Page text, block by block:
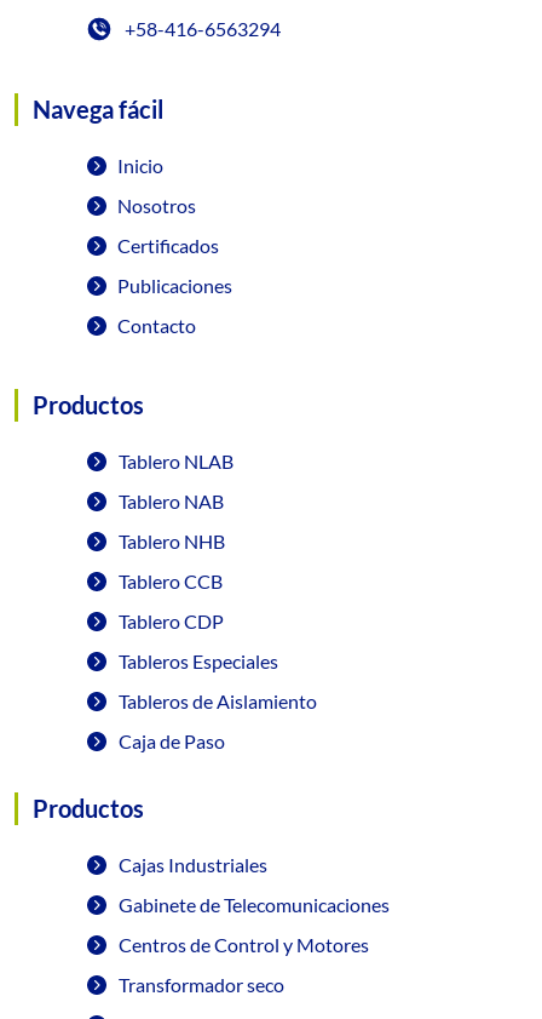
+58-416-6563294
Navega fácil
Inicio
Nosotros
Certificados
Publicaciones
Contacto
Productos
Tablero NLAB
Tablero NAB
Tablero NHB
Tablero CCB
Tablero CDP
Tableros Especiales
Tableros de Aislamiento
Caja de Paso
Productos
Cajas Industriales
Gabinete de Telecomunicaciones
Centros de Control y Motores
Transformador seco